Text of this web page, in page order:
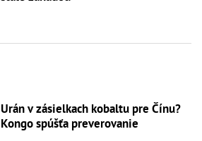
Urán v zásielkach kobaltu pre Čínu?
Kongo spúšťa preverovanie